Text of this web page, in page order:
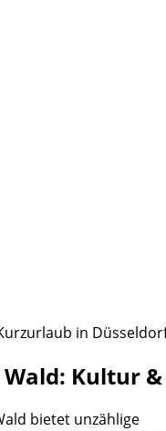
in
Kultur
bietet unzählige